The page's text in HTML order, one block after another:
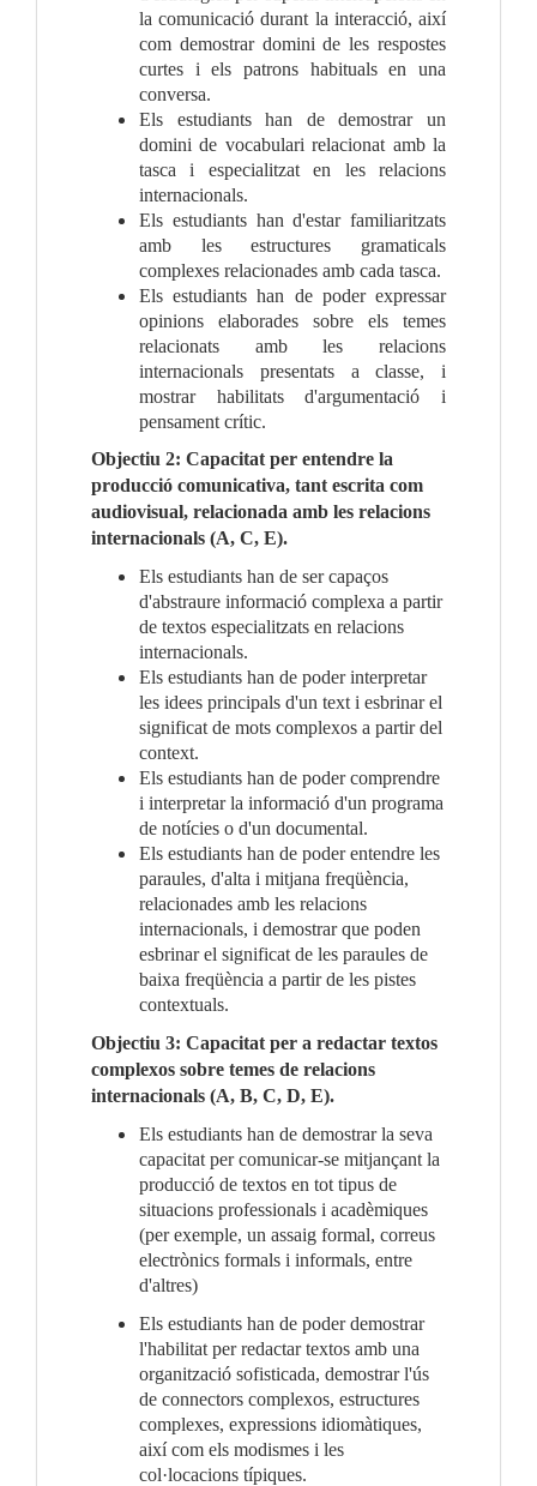
la comunicació durant la interacció, així
com demostrar domini de les respostes
curtes i els patrons habituals en una
conversa.
Els estudiants han de demostrar un
domini de vocabulari relacionat amb la
tasca i especialitzat en les relacions
internacionals.
Els estudiants han d'estar familiaritzats
amb les estructures gramaticals
complexes relacionades amb cada tasca.
Els estudiants han de poder expressar
opinions elaborades sobre els temes
relacionats amb les relacions
internacionals presentats a classe, i
mostrar habilitats d'argumentació i
pensament crític.
Objectiu 2: Capacitat per entendre la
producció comunicativa, tant escrita com
audiovisual, relacionada amb les relacions
internacionals (A, C, E).
Els estudiants han de ser capaços
d'abstraure informació complexa a partir
de textos especialitzats en relacions
internacionals.
Els estudiants han de poder interpretar
les idees principals d'un text i esbrinar el
significat de mots complexos a partir del
context.
Els estudiants han de poder comprendre
i interpretar la informació d'un programa
de notícies o d'un documental.
Els estudiants han de poder entendre les
paraules, d'alta i mitjana freqüència,
relacionades amb les relacions
internacionals, i demostrar que poden
esbrinar el significat de les paraules de
baixa freqüència a partir de les pistes
contextuals.
Objectiu 3: Capacitat per a redactar textos
complexos sobre temes de relacions
internacionals (A, B, C, D, E).
Els estudiants han de demostrar la seva
capacitat per comunicar-se mitjançant la
producció de textos en tot tipus de
situacions professionals i acadèmiques
(per exemple, un assaig formal, correus
electrònics formals i informals, entre
d'altres)
Els estudiants han de poder demostrar
l'habilitat per redactar textos amb una
organització sofisticada, demostrar l'ús
de connectors complexos, estructures
complexes, expressions idiomàtiques,
així com els modismes i les
col·locacions típiques.